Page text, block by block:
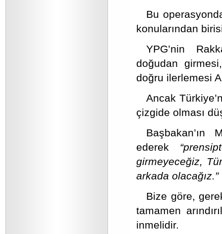
Bu
konularından
YPG’nin
doğudan
doğru ilerlemesi
Ancak
çizgide olması
Başbakan’ın
ederek
girmeyeceğiz,
arkada olacağız.”
Bize göre,
tamamen
inmelidir.